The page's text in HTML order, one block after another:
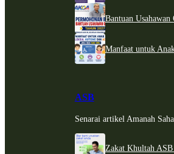
Bantuan
Manfaat untuk
ASB
Senarai artikel Amanah
Zakat Khultah